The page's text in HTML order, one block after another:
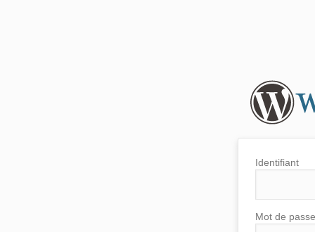
Identifiant
Mot de passe